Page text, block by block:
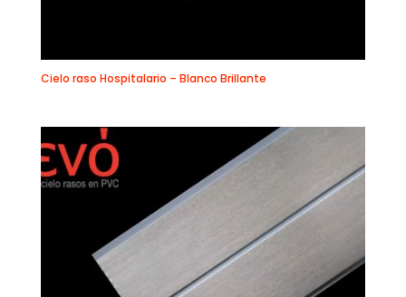
Cielo raso Hospitalario – Blanco Brillante